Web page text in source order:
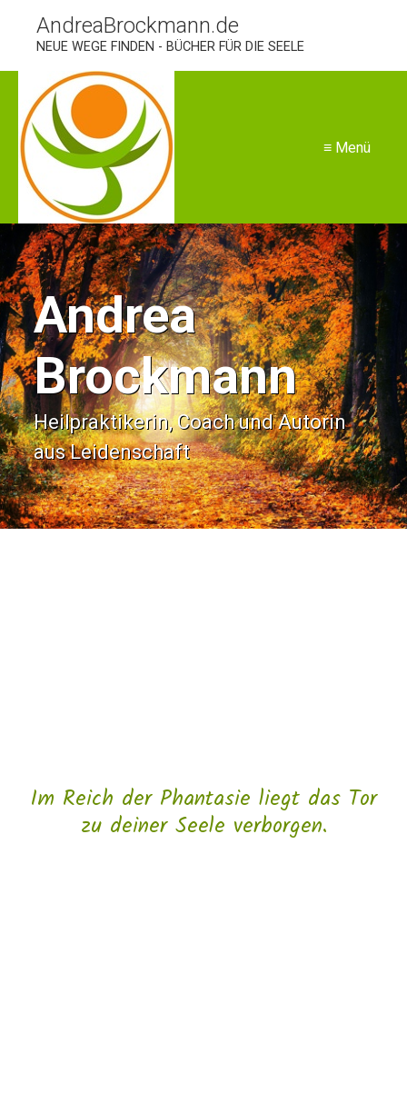
AndreaBrockmann.de
NEUE WEGE FINDEN - BÜCHER FÜR DIE SEELE
≡ Menü
Andrea
Brockmann
Heilpraktikerin, Coach und Autorin
aus Leidenschaft
Im Reich der Phantasie liegt das Tor
zu deiner Seele verborgen.